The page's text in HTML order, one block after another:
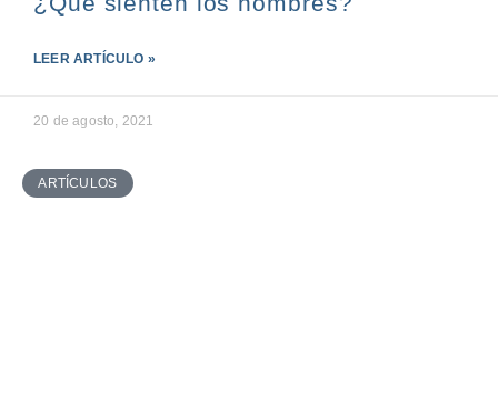
LEER ARTÍCULO »
20 de agosto, 2021
ARTÍCULOS